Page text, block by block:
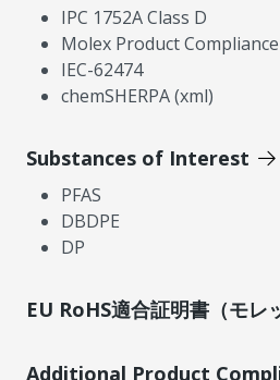
IPC 1752A Class D
Molex Product
IEC-62474
chemSHERPA (xml)
Substances of Interest
PFAS
DBDPE
DP
EU RoHS適合証明書（モレ
Additional Product